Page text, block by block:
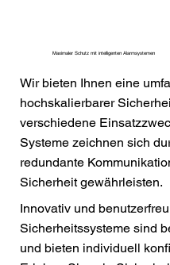
Maximaler Schutz mit intelligenten Alarmsystemen
Wir bieten Ihnen eine
hochskalierbarer
verschiedene
Systeme zeichnen sich
redundante
Sicherheit gewährleisten.
Innovativ und
Sicherheitssysteme sind
und bieten individuell